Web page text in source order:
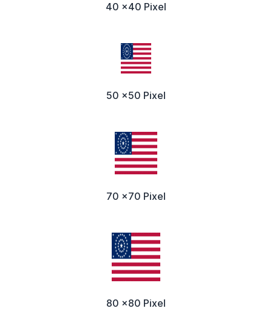
40 x40 Pixel
50 x50 Pixel
70 x70 Pixel
80 x80 Pixel